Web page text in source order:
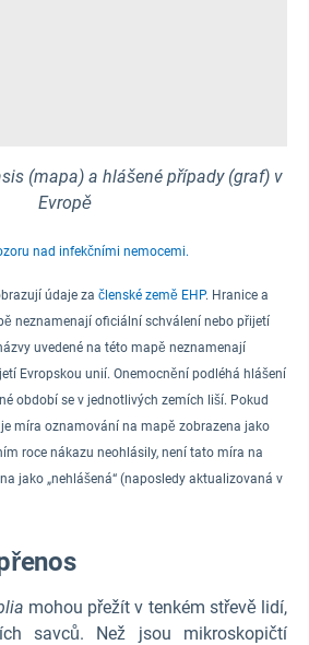
(mapa) a hlášené případy (graf) v
Evropě
nad infekčními nemocemi.
údaje za členské země EHP. Hranice a
neznamenají oficiální schválení nebo přijetí
uvedené na této mapě neznamenají
Evropskou unií. Onemocnění podléhá hlášení
období se v jednotlivých zemích liší. Pokud
míra oznamování na mapě zobrazena jako
roce nákazu neohlásily, není tato míra na
jako „nehlášená“ (naposledy aktualizovaná v
mohou přežít v tenkém střevě lidí,
savců. Než jsou mikroskopičtí